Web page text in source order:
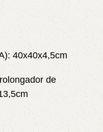
40x40x4,5cm
de